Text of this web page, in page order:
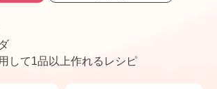
して1品以上作れるレシピ